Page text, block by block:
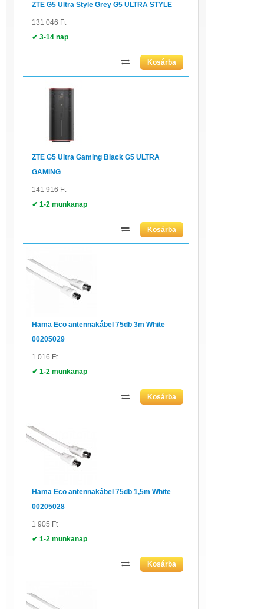
ZTE G5 Ultra Style Grey G5 ULTRA STYLE
131 046 Ft
✔ 3-14 nap
ZTE G5 Ultra Gaming Black G5 ULTRA
GAMING
141 916 Ft
✔ 1-2 munkanap
Hama Eco antennakábel 75db 3m White
00205029
1 016 Ft
✔ 1-2 munkanap
Hama Eco antennakábel 75db 1,5m White
00205028
1 905 Ft
✔ 1-2 munkanap